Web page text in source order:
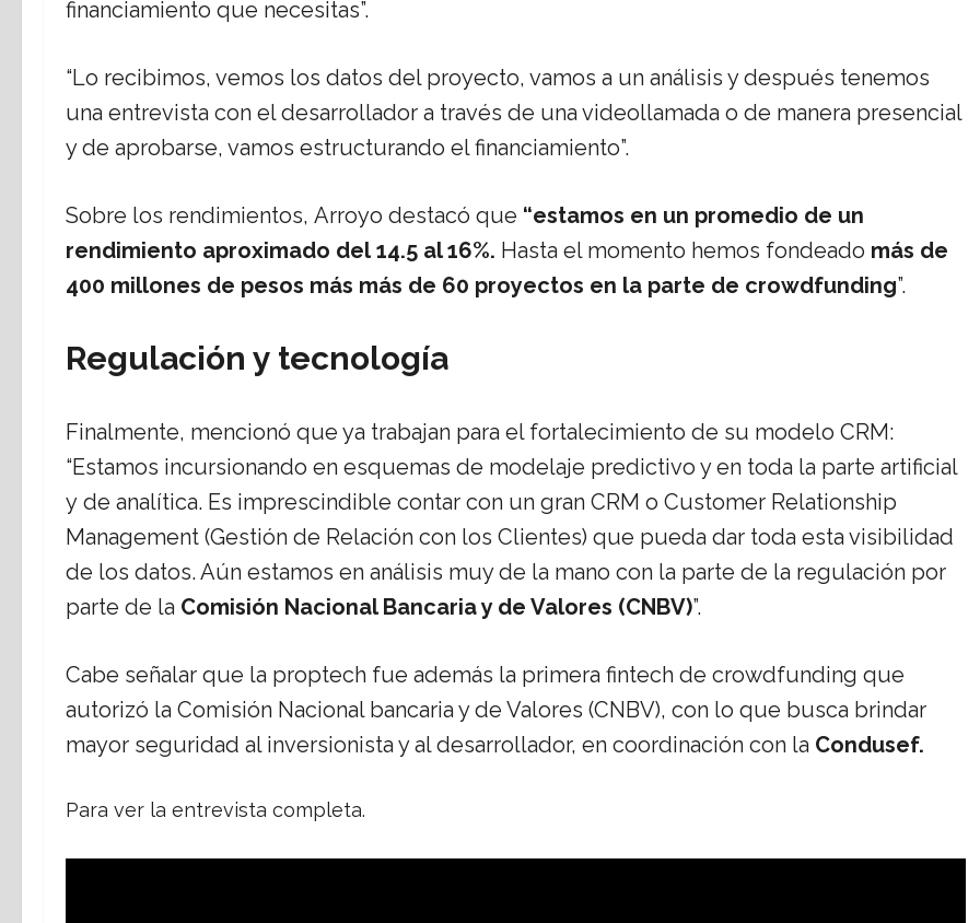
financiamiento que necesitas”.
“Lo recibimos, vemos los datos del proyecto, vamos a un análisis y después tenemos
una entrevista con el desarrollador a través de una videollamada o de manera presencial
y de aprobarse, vamos estructurando el financiamiento”.
Sobre los rendimientos, Arroyo destacó que “estamos en un promedio de un
rendimiento aproximado del 14.5 al 16%. Hasta el momento hemos fondeado más de
400 millones de pesos más más de 60 proyectos en la parte de crowdfunding”.
Regulación y tecnología
Finalmente, mencionó que ya trabajan para el fortalecimiento de su modelo CRM:
“Estamos incursionando en esquemas de modelaje predictivo y en toda la parte artificial
y de analítica. Es imprescindible contar con un gran CRM o Customer Relationship
Management (Gestión de Relación con los Clientes) que pueda dar toda esta visibilidad
de los datos. Aún estamos en análisis muy de la mano con la parte de la regulación por
parte de la Comisión Nacional Bancaria y de Valores (CNBV)”.
Cabe señalar que la proptech fue además la primera fintech de crowdfunding que
autorizó la Comisión Nacional bancaria y de Valores (CNBV), con lo que busca brindar
mayor seguridad al inversionista y al desarrollador, en coordinación con la Condusef.
Para ver la entrevista completa.